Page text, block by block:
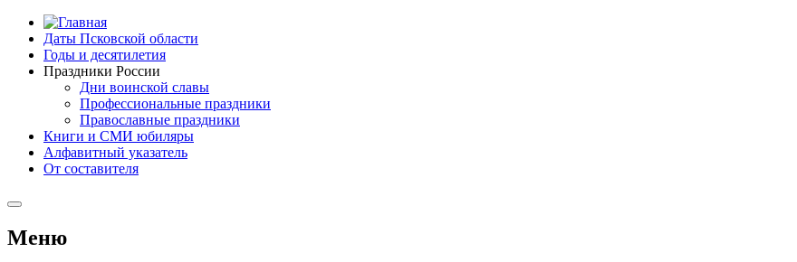
Даты Псковской области
Годы и десятилетия
Праздники России
Дни воинской славы
Профессиональные праздники
Православные праздники
Книги и СМИ юбиляры
Алфавитный указатель
От составителя
Меню